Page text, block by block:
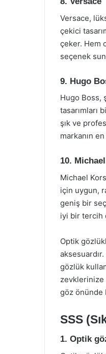
Versace,
çekici
çeker. Hem
seçenek
9. Hugo
Hugo Boss,
tasarımları
şık ve
markanın
10.
Michael
için uygun,
geniş bir
iyi bir tercih
Optik
gözlük
zevklerinize
göz önünde
SSS
1. Optik